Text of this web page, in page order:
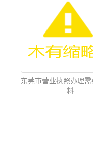
东莞市营业执照办理
料